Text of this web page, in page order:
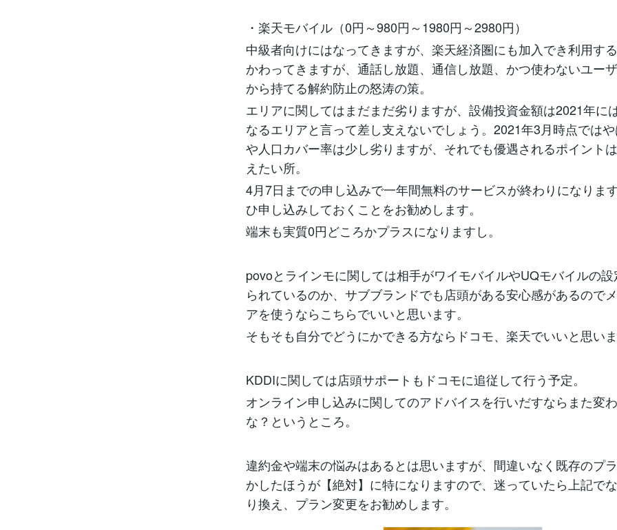
・楽天モバイル（0円～980円～1980円～2980円）
中級者向けにはなってきますが、楽天経済圏にも加入でき利用す
かわってきますが、通話し放題、通信し放題、かつ使わないユー
から持てる解約防止の怒涛の策。
エリアに関してはまだまだ劣りますが、設備投資金額は2021年に
なるエリアと言って差し支えないでしょう。2021年3月時点では
や人口カバー率は少し劣りますが、それでも優遇されるポイント
えたい所。
4月7日までの申し込みで一年間無料のサービスが終わりになりま
ひ申し込みしておくことをお勧めします。
端末も実質0円どころかプラスになりますし。
povoとラインモに関しては相手がワイモバイルやUQモバイルの
られているのか、サブブランドでも店頭がある安心感があるので
アを使うならこちらでいいと思います。
そもそも自分でどうにかできる方ならドコモ、楽天でいいと思いま
KDDIに関しては店頭サポートもドコモに追従して行う予定。
オンライン申し込みに関してのアドバイスを行いだすならまた変
な？というところ。
違約金や端末の悩みはあるとは思いますが、間違いなく既存のプ
かしたほうが【絶対】に特になりますので、迷っていたら上記で
り換え、プラン変更をお勧めします。